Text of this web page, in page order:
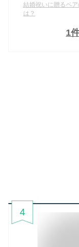
結婚祝いに贈るペ
は？
1
4